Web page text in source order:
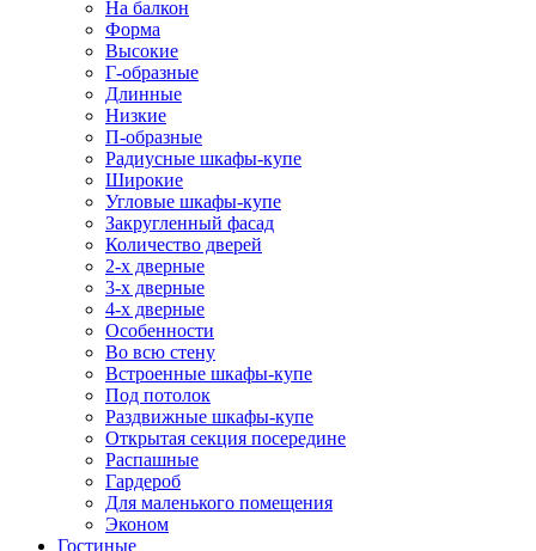
На балкон
Форма
Высокие
Г-образные
Длинные
Низкие
П-образные
Радиусные шкафы-купе
Широкие
Угловые шкафы-купе
Закругленный фасад
Количество дверей
2-х дверные
3-х дверные
4-х дверные
Особенности
Во всю стену
Встроенные шкафы-купе
Под потолок
Раздвижные шкафы-купе
Открытая секция посередине
Распашные
Гардероб
Для маленького помещения
Эконом
Гостиные